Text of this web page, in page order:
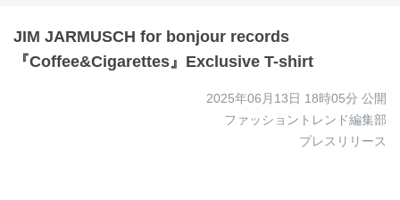
JIM JARMUSCH for bonjour records
『Coffee&Cigarettes』Exclusive T-shirt
2025年06月13日 18時05分 公開
ファッショントレンド編集部
プレスリリース